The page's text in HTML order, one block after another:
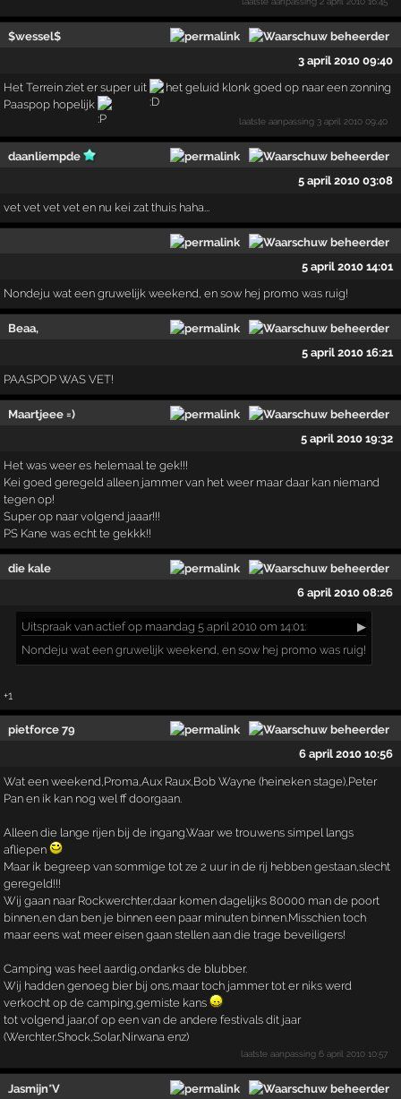
$wessel$
3 april 2010 09:40
Het Terrein ziet er super uit
het geluid klonk goed op naar een zonning
Paaspop hopelijk
laatste aanpassing 3 april 2010 09:40
daanliempde
5 april 2010 03:08
vet vet vet vet en nu kei zat thuis haha...
5 april 2010 14:01
Nondeju wat een gruwelijk weekend, en sow hej promo was ruig!
Beaa,
5 april 2010 16:21
PAASPOP WAS VET!
Maartjeee =)
5 april 2010 19:32
Het was weer es helemaal te gek!!!
Kei goed geregeld alleen jammer van het weer maar daar kan niemand
tegen op!
Super op naar volgend jaaar!!!
PS Kane was echt te gekkk!!
die kale
6 april 2010 08:26
Uitspraak van actief op maandag 5 april 2010 om 14:01:
▶
Nondeju wat een gruwelijk weekend, en sow hej promo was ruig!
+1
pietforce 79
6 april 2010 10:56
Wat een weekend,Proma,Aux Raux,Bob Wayne (heineken stage),Peter
Pan en ik kan nog wel ff doorgaan.
Alleen die lange rijen bij de ingang.Waar we trouwens simpel langs
afliepen
Maar ik begreep van sommige tot ze 2 uur in de rij hebben gestaan,slecht
geregeld!!!
Wij gaan naar Rockwerchter,daar komen dagelijks 80000 man de poort
binnen,en dan ben je binnen een paar minuten binnen.Misschien toch
maar eens wat meer eisen gaan stellen aan die trage beveiligers!
Camping was heel aardig,ondanks de blubber.
Wij hadden genoeg bier bij ons,maar toch jammer tot er niks werd
verkocht op de camping,gemiste kans
tot volgend jaar,of op een van de andere festivals dit jaar
(Werchter,Shock,Solar,Nirwana enz)
laatste aanpassing6 april 2010 10:57
Jasmijn*V